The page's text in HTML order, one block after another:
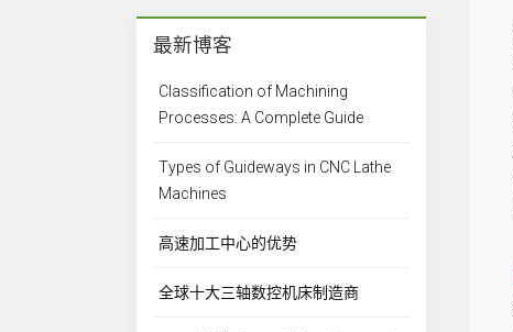
最新博客
Classification of Machining
Processes: A Complete Guide
Types of Guideways in CNC Lathe
Machines
高速加工中心的优势
全球十大三轴数控机床制造商